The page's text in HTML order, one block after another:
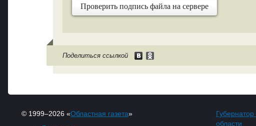
Проверить подпись файла на сервере
Поделиться ссылкой
© 1999–2026 «Областная газета»
области